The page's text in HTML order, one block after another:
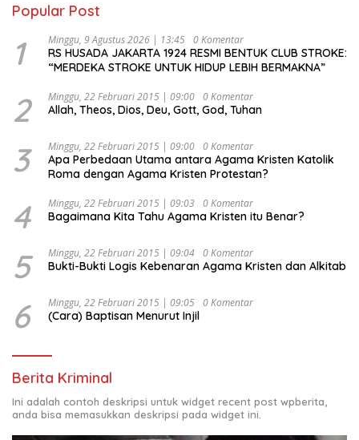
Popular Post
1 Minggu, 9 Agustus 2026 | 13:45 0 Komentar
RS HUSADA JAKARTA 1924 RESMI BENTUK CLUB STROKE:
“MERDEKA STROKE UNTUK HIDUP LEBIH BERMAKNA”
2 Minggu, 22 Februari 2015 | 09:00 0 Komentar
Allah, Theos, Dios, Deu, Gott, God, Tuhan
3 Minggu, 22 Februari 2015 | 09:00 0 Komentar
Apa Perbedaan Utama antara Agama Kristen Katolik
Roma dengan Agama Kristen Protestan?
4 Minggu, 22 Februari 2015 | 09:03 0 Komentar
Bagaimana Kita Tahu Agama Kristen itu Benar?
5 Minggu, 22 Februari 2015 | 09:04 0 Komentar
Bukti-Bukti Logis Kebenaran Agama Kristen dan Alkitab
6 Minggu, 22 Februari 2015 | 09:05 0 Komentar
(Cara) Baptisan Menurut Injil
Berita Kriminal
Ini adalah contoh deskripsi untuk widget recent post wpberita,
anda bisa memasukkan deskripsi pada widget ini.